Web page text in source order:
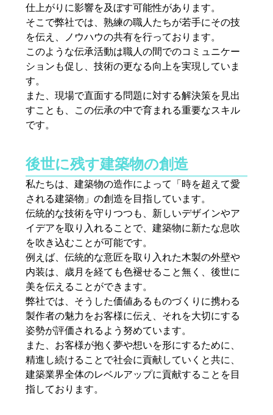
仕上がりに影響を及ぼす可能性があります。
そこで弊社では、熟練の職人たちが若手にその技
を伝え、ノウハウの共有を行っております。
このような伝承活動は職人の間でのコミュニケー
ションも促し、技術の更なる向上を実現していま
す。
また、現場で直面する問題に対する解決策を見出
すことも、この伝承の中で育まれる重要なスキル
です。
後世に残す建築物の創造
私たちは、建築物の造作によって「時を超えて愛
される建築物」の創造を目指しています。
伝統的な技術を守りつつも、新しいデザインやア
イデアを取り入れることで、建築物に新たな息吹
を吹き込むことが可能です。
例えば、伝統的な意匠を取り入れた木製の外壁や
内装は、歳月を経ても色褪せること無く、後世に
美を伝えることができます。
弊社では、そうした価値あるものづくりに携わる
製作者の魅力をお客様に伝え、それを大切にする
姿勢が評価されるよう努めています。
また、お客様が抱く夢や想いを形にするために、
精進し続けることで社会に貢献していくと共に、
建築業界全体のレベルアップに貢献することを目
指しております。